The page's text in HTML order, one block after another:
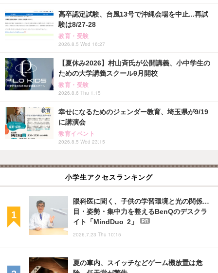
高卒認定試験、台風13号で沖縄会場を中止...再試
験は8/27-28
教育・受験
2026.8.5 Wed 16:27
【夏休み2026】村山斉氏が公開講義、小中学生の
ための大学講義スクール9月開校
教育・受験
2026.8.6 Thu 1:15
幸せになるためのジェンダー教育、埼玉県が9/19
に講演会
教育イベント
2026.8.5 Wed 23:15
小学生アクセスランキング
眼科医に聞く、子供の学習環境と光の関係…
目・姿勢・集中力を整えるBenQのデスクラ
イト「MindDuo 2」
PR
2026.7.23 Thu 10:15
夏の車内、スイッチなどゲーム機放置は危